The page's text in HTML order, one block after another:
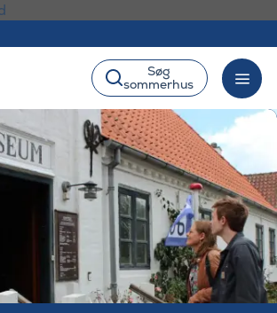
Søg
sommerhus